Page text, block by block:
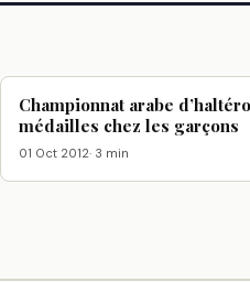
Championnat arabe
médailles chez les garçons
01 Oct 2012· 3 min